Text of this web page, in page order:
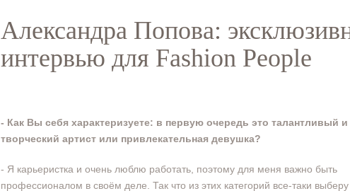
Александра Попова:
интервью для Fashion People
- Как Вы себя характеризуете: в первую очередь это талантливый и
творческий артист или привлекательная девушка?
- Я карьеристка и очень люблю работать, поэтому для меня важно быть
профессионалом в своём деле. Так что из этих категорий все-таки выберу